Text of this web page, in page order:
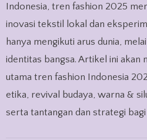
Indonesia, tren fashion 2025
inovasi tekstil lokal dan
hanya mengikuti arus dunia,
identitas bangsa. Artikel ini akan
utama tren fashion Indonesia
etika, revival budaya, warna &
serta tantangan dan strategi